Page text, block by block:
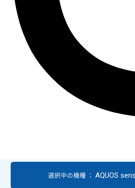
選択中の機種 ： AQUOS